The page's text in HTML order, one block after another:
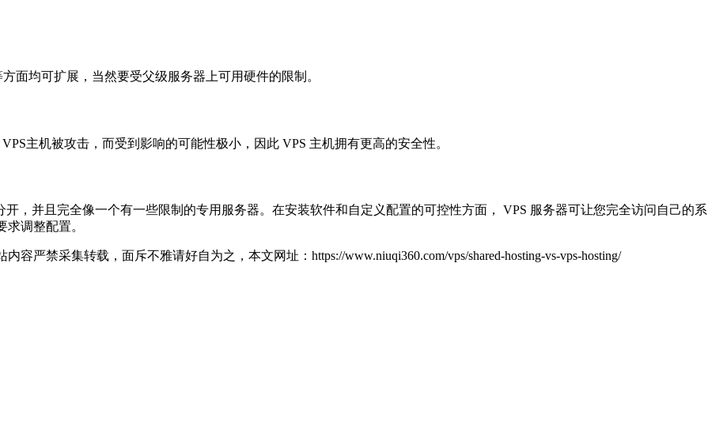
面均可扩展，当然要受父级服务器上可用硬件的限制。
主机被攻击，而受到影响的可能性极小，因此 VPS 主机拥有更高的安全性。
，并且完全像一个有一些限制的专用服务器。在安装软件和自定义配置的可控性方面， VPS 服务器可让您完全访问自己的系
调整配置。
严禁采集转载，面斥不雅请好自为之，本文网址：https://www.niuqi360.com/vps/shared-hosting-vs-vps-hosting/